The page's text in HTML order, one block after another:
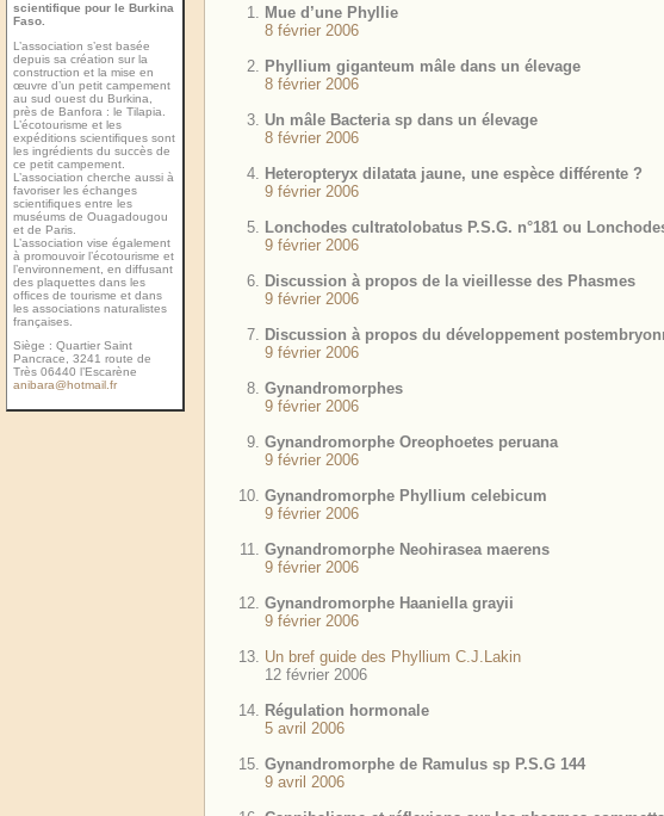
scientifique pour le Burkina
Faso.
L’association s’est basée
depuis sa création sur la
construction et la mise en
œuvre d’un petit campement
au sud ouest du Burkina,
près de Banfora : le Tilapia.
L’écotourisme et les
expéditions scientiﬁques sont
les ingrédients du succès de
ce petit campement.
L’association cherche aussi à
favoriser les échanges
scientiﬁques entre les
muséums de Ouagadougou
et de Paris.
L’association vise également
à promouvoir l’écotourisme et
l’environnement, en diffusant
des plaquettes dans les
ofﬁces de tourisme et dans
les associations naturalistes
françaises.
Siège : Quartier Saint
Pancrace, 3241 route de
Très 06440 l’Escarène
anibara@hotmail.fr
Mue d’une Phyllie
8 février 2006
Phyllium giganteum mâle dans un élevage
8 février 2006
Un mâle Bacteria sp dans un élevage
8 février 2006
Heteropteryx dilatata jaune, une espèce différente ?
9 février 2006
Lonchodes cultratolobatus P.S.G. n°181 ou
9 février 2006
Discussion à propos de la vieillesse des Phasmes
9 février 2006
Discussion à propos du développement
9 février 2006
Gynandromorphes
9 février 2006
Gynandromorphe Oreophoetes peruana
9 février 2006
Gynandromorphe Phyllium celebicum
9 février 2006
Gynandromorphe Neohirasea maerens
9 février 2006
Gynandromorphe Haaniella grayii
9 février 2006
Un bref guide des Phyllium C.J.Lakin
12 février 2006
Régulation hormonale
5 avril 2006
Gynandromorphe de Ramulus sp P.S.G 144
9 avril 2006